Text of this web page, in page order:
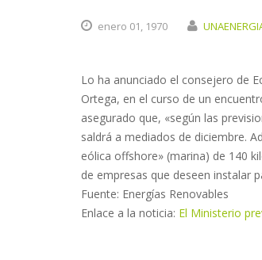
enero 01, 1970
Lo ha anunciado el consejero de
Ortega, en el curso de un
asegurado que, «según las
saldrá a mediados de diciembre.
eólica offshore» (marina) de 140
de empresas que deseen instalar
Fuente: Energías Renovables
Enlace a la noticia: El Ministerio